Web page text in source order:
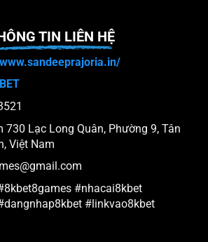
TIN LIÊN HỆ
730 Lạc Long Quân, Phường 9, Tân
Việt Nam
#nhacai8kbet
#linkvao8kbet